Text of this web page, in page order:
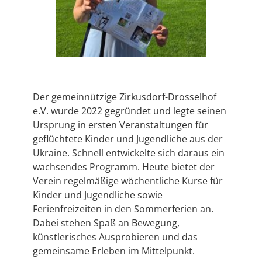
Der gemeinnützige Zirkusdorf-Drosselhof
e.V. wurde 2022 gegründet und legte seinen
Ursprung in ersten Veranstaltungen für
geflüchtete Kinder und Jugendliche aus der
Ukraine. Schnell entwickelte sich daraus ein
wachsendes Programm. Heute bietet der
Verein regelmäßige wöchentliche Kurse für
Kinder und Jugendliche sowie
Ferienfreizeiten in den Sommerferien an.
Dabei stehen Spaß an Bewegung,
künstlerisches Ausprobieren und das
gemeinsame Erleben im Mittelpunkt.